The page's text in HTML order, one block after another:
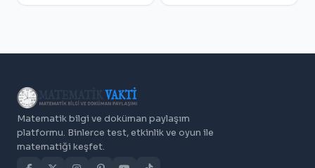
Matematik bilgi ve doküman paylaşım
platformu. Binlerce test, etkinlik ve oyun ile
matematiği keşfet.